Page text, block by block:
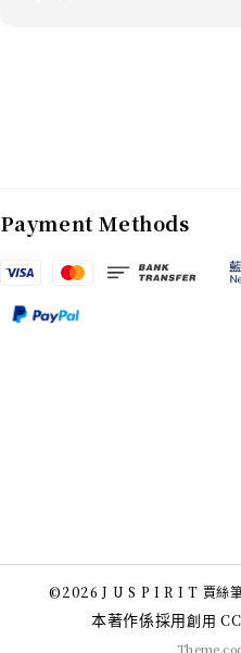
Payment Methods
©2026 J U S P I R I T 賈絲
本著作係採用創用
Theme